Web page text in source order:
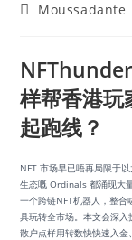
Moussadante
样帮香港玩
起跑线？
NFT 市场早已唔再局限于
生态嘅 Ordinals 都涌现大
一个跨链NFT机器人，整
具玩转全市场。本文会深
散户点样用转数快快速入